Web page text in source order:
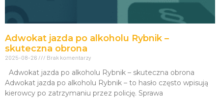
Adwokat jazda po alkoholu Rybnik –
skuteczna obrona
2025-08-26 Brak komentarzy
Adwokat jazda po alkoholu Rybnik – skuteczna obrona
Adwokat jazda po alkoholu Rybnik – to hasło często wpisują
kierowcy po zatrzymaniu przez policję. Sprawa